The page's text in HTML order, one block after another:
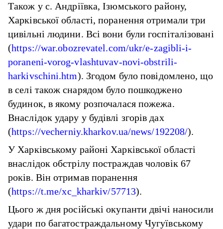
Також у с. Андріївка, Ізюмського району,
Харківської області, поранення отримали три
цивільні людини. Всі вони були госпіталізовані
(https://war.obozrevatel.com/ukr/e-zagibli-i-
poraneni-vorog-vlashtuvav-novi-obstrili-
harkivschini.htm). Згодом було повідомлено, що
в селі також снарядом було пошкоджено
будинок, в якому розпочалася пожежа.
Внаслідок удару у будівлі згорів дах
(https://vecherniy.kharkov.ua/news/192208/).
У Харківському районі Харківської області
внаслідок обстрілу постраждав чоловік 67
років. Він отримав поранення
(https://t.me/xc_kharkiv/57713).
Цього ж дня російські окупанти двічі наносили
удари по багатостраждальному Чугуївському